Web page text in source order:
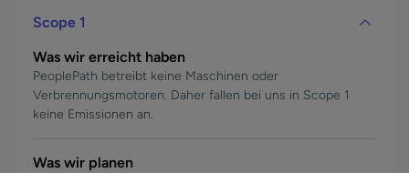
Scope 1
Was wir erreicht haben
PeoplePath betreibt keine Maschinen oder
Verbrennungsmotoren. Daher fallen bei uns in Scope 1
keine Emissionen an.
Was wir planen